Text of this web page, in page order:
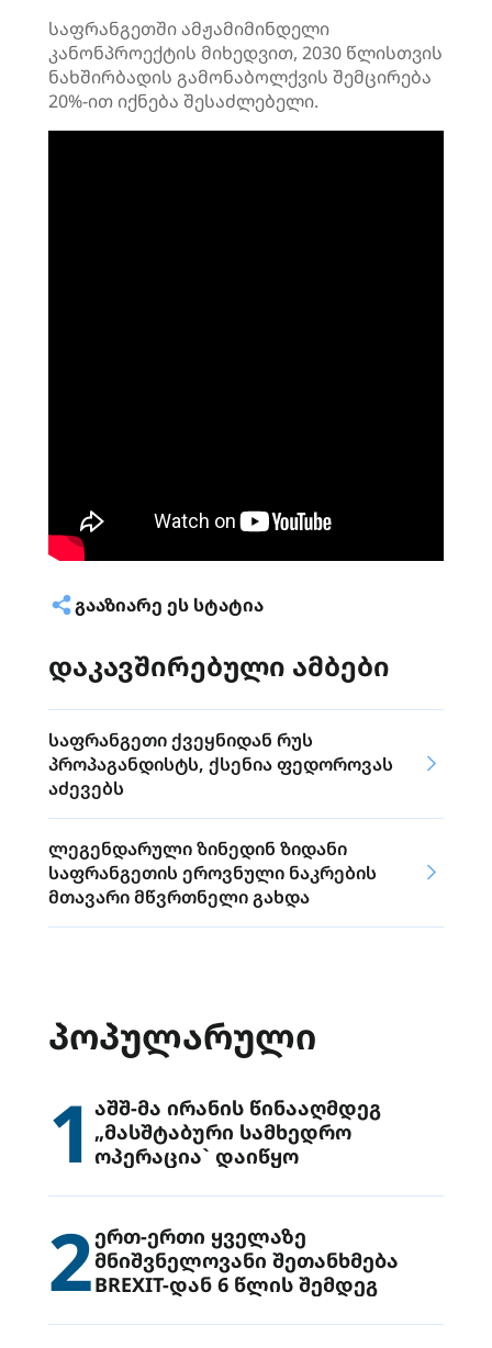
საფრანგეთში ამჟამიმინდელი
კანონპროექტის მიხედვით, 2030 წლისთვის
ნახშირბადის გამონაბოლქვის შემცირება
20%-ით იქნება შესაძლებელი.
ᲒᲐᲐᲖᲘᲐᲠᲔ ᲔᲡ ᲡᲢᲐᲢᲘᲐ
დაკავშირებული ამბები
საფრანგეთი ქვეყნიდან რუს
პროპაგანდისტს, ქსენია ფედოროვას
აძევებს
ლეგენდარული ზინედინ ზიდანი
საფრანგეთის ეროვნული ნაკრების
მთავარი მწვრთნელი გახდა
ᲞᲝᲞᲣᲚᲐᲠᲣᲚᲘ
1 აშშ-მა ირანის წინააღმდეგ
„მასშტაბური სამხედრო
ოპერაცია` დაიწყო
2ერთ-ერთი ყველაზე
მნიშვნელოვანი შეთანხმება
BREXIT-დან 6 წლის შემდეგ